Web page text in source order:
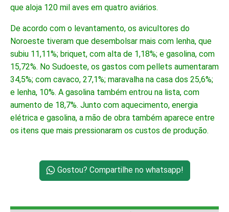
que aloja 120 mil aves em quatro aviários.
De acordo com o levantamento, os avicultores do
Noroeste tiveram que desembolsar mais com lenha, que
subiu 11,11%; briquet, com alta de 1,18%; e gasolina, com
15,72%. No Sudoeste, os gastos com pellets aumentaram
34,5%; com cavaco, 27,1%; maravalha na casa dos 25,6%;
e lenha, 10%. A gasolina também entrou na lista, com
aumento de 18,7%. Junto com aquecimento, energia
elétrica e gasolina, a mão de obra também aparece entre
os itens que mais pressionaram os custos de produção.
Gostou? Compartilhe no whatsapp!